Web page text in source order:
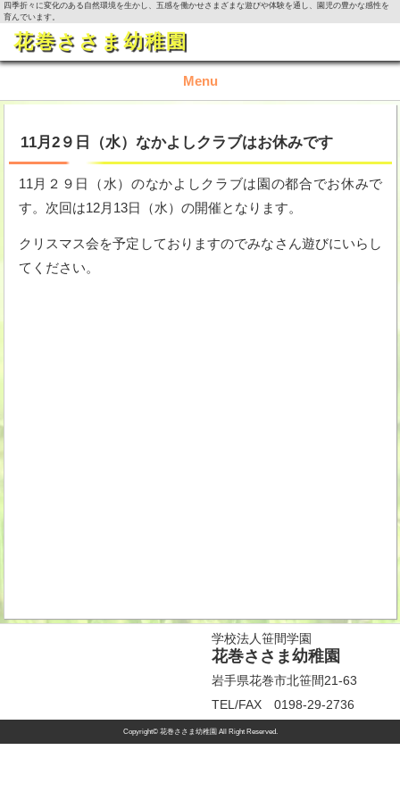
四季折々に変化のある自然環境を生かし、五感を働かせさまざまな遊びや体験を通し、園児の豊かな感性を
育んでいます。
花巻ささま幼稚園
Menu
園の概要
園の生活
11月2９日（水）なかよしクラブはお休みです
11月２９日（水）のなかよしクラブは園の都合でお休みで
す。次回は12月13日（水）の開催となります。
クリスマス会を予定しておりますのでみなさん遊びにいらし
てください。
学校法人笹間学園
花巻ささま幼稚園
岩手県花巻市北笹間21-63
TEL/FAX 0198-29-2736
Copyright© 花巻ささま幼稚園 All Right Reserved.